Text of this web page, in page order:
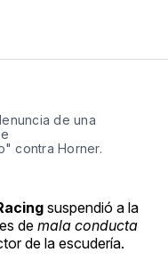
de una
contra Horner.
suspendió a la
de mala conducta
de la escudería.